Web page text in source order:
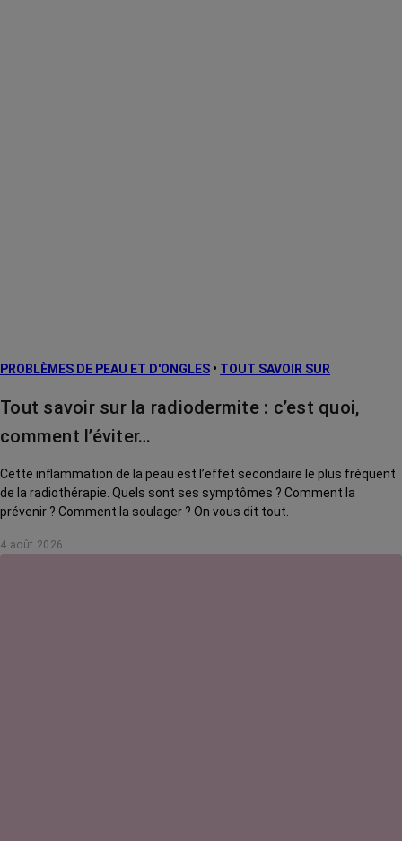
PROBLÈMES DE PEAU ET D'ONGLES • TOUT SAVOIR SUR
Tout savoir sur la radiodermite : c’est quoi,
comment l’éviter…
Cette inflammation de la peau est l’effet secondaire le plus fréquent
de la radiothérapie. Quels sont ses symptômes ? Comment la
prévenir ? Comment la soulager ? On vous dit tout.
4 août 2026